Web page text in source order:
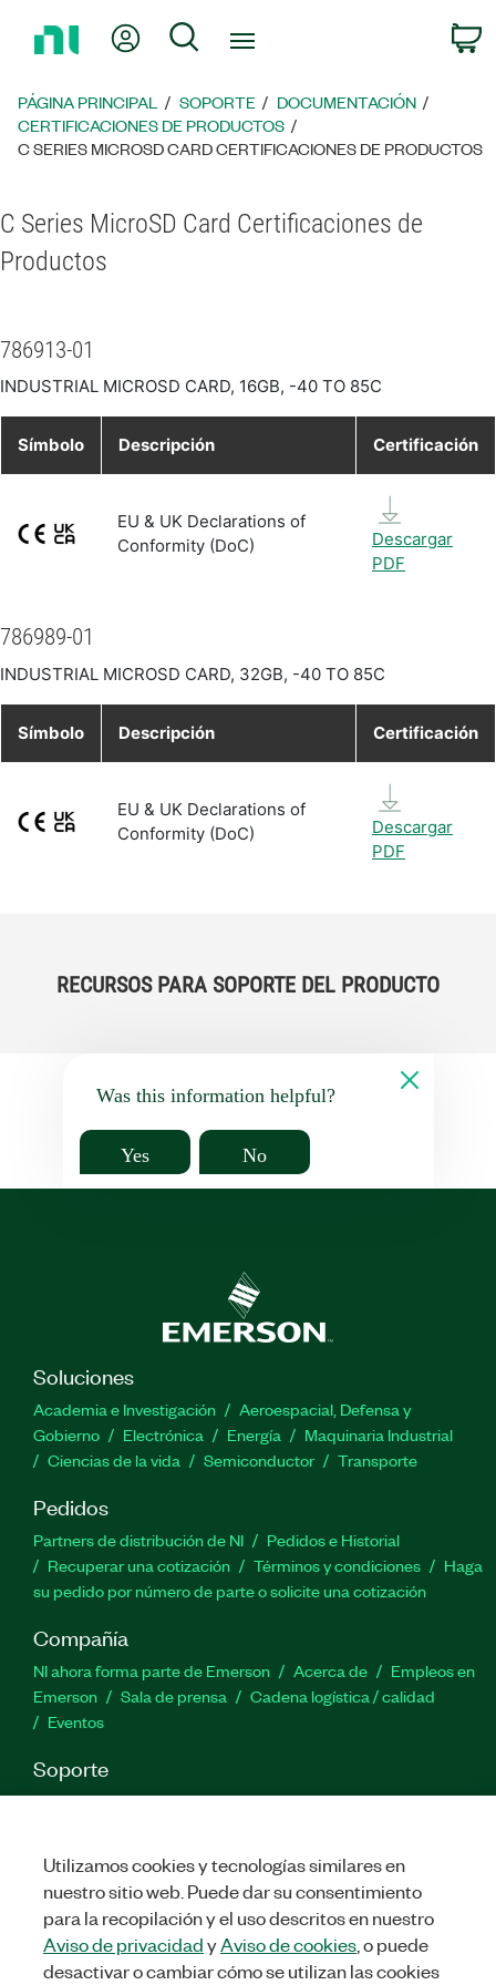
página
principal
Mi cuentaBúsqueda
PÁGINA PRINCIPAL SOPORTE
DOCUMENTACIÓN
CERTIFICACIONES DE PRODUCTOS
C SERIES MICROSD CARD CERTIFICACIONES DE PRODUCTOS
C Series MicroSD Card Certificaciones de
Productos
786913-01
INDUSTRIAL MICROSD CARD, 16GB, -40 TO 85C
Símbolo Descripción Certificación
EU & UK Declarations of
Conformity (DoC)
Descargar
PDF
786989-01
INDUSTRIAL MICROSD CARD, 32GB, -40 TO 85C
Símbolo Descripción Certificación
EU & UK Declarations of
Conformity (DoC)
Descargar
PDF
RECURSOS PARA SOPORTE DEL PRODUCTO
Was this information helpful?
Yes No
Soluciones
Academia e Investigación
Aeroespacial, Defensa y
Gobierno
Electrónica Energía
Maquinaria Industrial
Ciencias de la vida
Semiconductor Transporte
Pedidos
Partners de distribución de NI
Pedidos e Historial
Recuperar una cotización
Términos y condiciones
Haga
su pedido por número de parte o solicite una cotización
Compañía
NI ahora forma parte de Emerson Acerca de
Empleos en
Emerson
Sala de prensa
Cadena logística / calidad
Eventos
Soporte
Descargas Documentación de productos
Foros de
TwitterFacebook
LinkedIn
Utilizamos cookies y tecnologías similares en
nuestro sitio web. Puede dar su consentimiento
para la recopilación y el uso descritos en nuestro
Aviso de privacidadyAviso de cookies, o puede
desactivar o cambiar cómo se utilizan las cookies